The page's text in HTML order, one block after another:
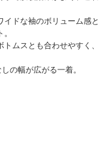
ドな袖のボリューム感と
ムスとも合わせやすく、
の幅が広がる一着。